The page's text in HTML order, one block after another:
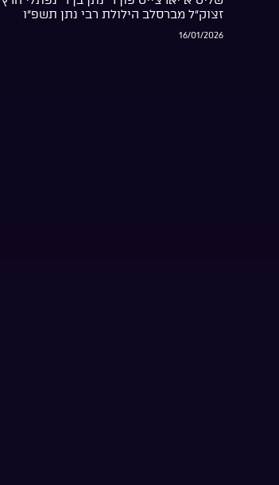
זצוק”ל מברסלב הילולת רבי נתן תשפ”ו
16/01/2026